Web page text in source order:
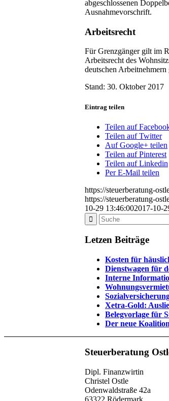
abgeschlossenen
Ausnahmevorschrift.
Arbeitsrecht
Für Grenzgänger gilt im
Arbeitsrecht des
deutschen Arbeitnehmern
Stand: 30. Oktober 2017
Eintrag teilen
Teilen auf
Teilen auf Twitter
Auf Google+ teilen
Teilen auf Pinterest
Teilen auf Linkedin
Per E-Mail teilen
https://steuerberatung-
https://steuerberatung-
10-29 13:46:002017-10-
Letzen Beiträge
Kosten für
Dienstwagen für
Interne
Xetra-Gold:
Belegvorlage für
Der neue
Steuerberatung
Dipl. Finanzwirtin
Christel Ostle
Odenwaldstraße 42a
63322 Rödermark